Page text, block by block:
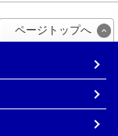
ページトップへ